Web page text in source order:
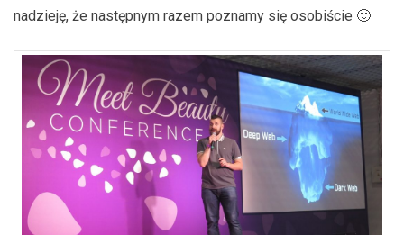
nadzieję, że następnym razem poznamy się osobiście 🙂